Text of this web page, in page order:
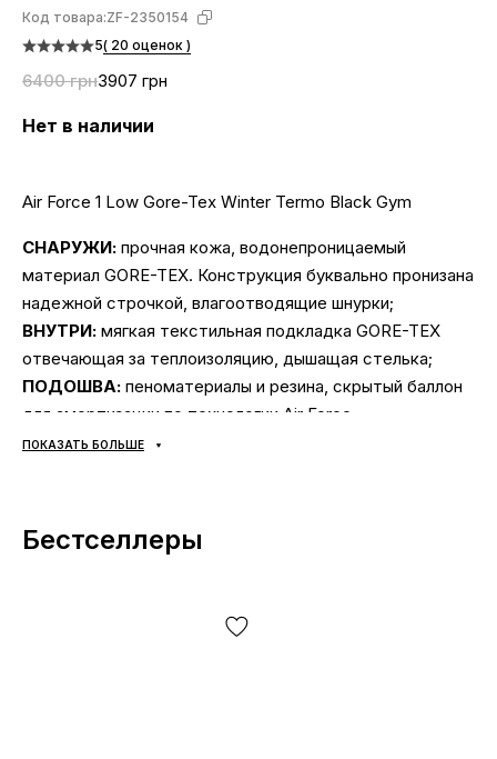
Код товара:ZF-2350154
5( 20 оценок )
6400 грн3907 грн
Нет в наличии
Air Force 1 Low Gore-Tex Winter Termo Black Gym
СНАРУЖИ: прочная кожа, водонепроницаемый
материал GORE-TEX. Конструкция буквально пронизана
надежной строчкой, влагоотводящие шнурки;
ВНУТРИ: мягкая текстильная подкладка GORE-TEX
отвечающая за теплоизоляцию, дышащая стелька;
ПОДОШВА: пеноматериалы и резина, скрытый баллон
для амортизации по технологии Air Force.
Износостойкая резиновая подметка, осевые точки
направлении. Надежно прошито для дополнительно
прочности;
ПОКАЗАТЬ БОЛЬШЕ
Бестселлеры